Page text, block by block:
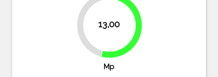
13,00
45.8%
54.2%
Mp